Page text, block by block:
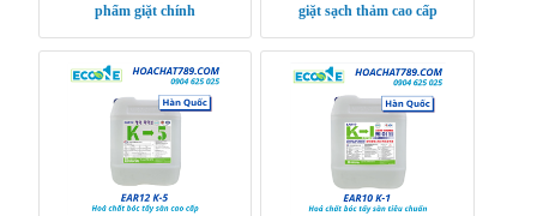
phẩm giặt chính
giặt sạch thảm cao cấp